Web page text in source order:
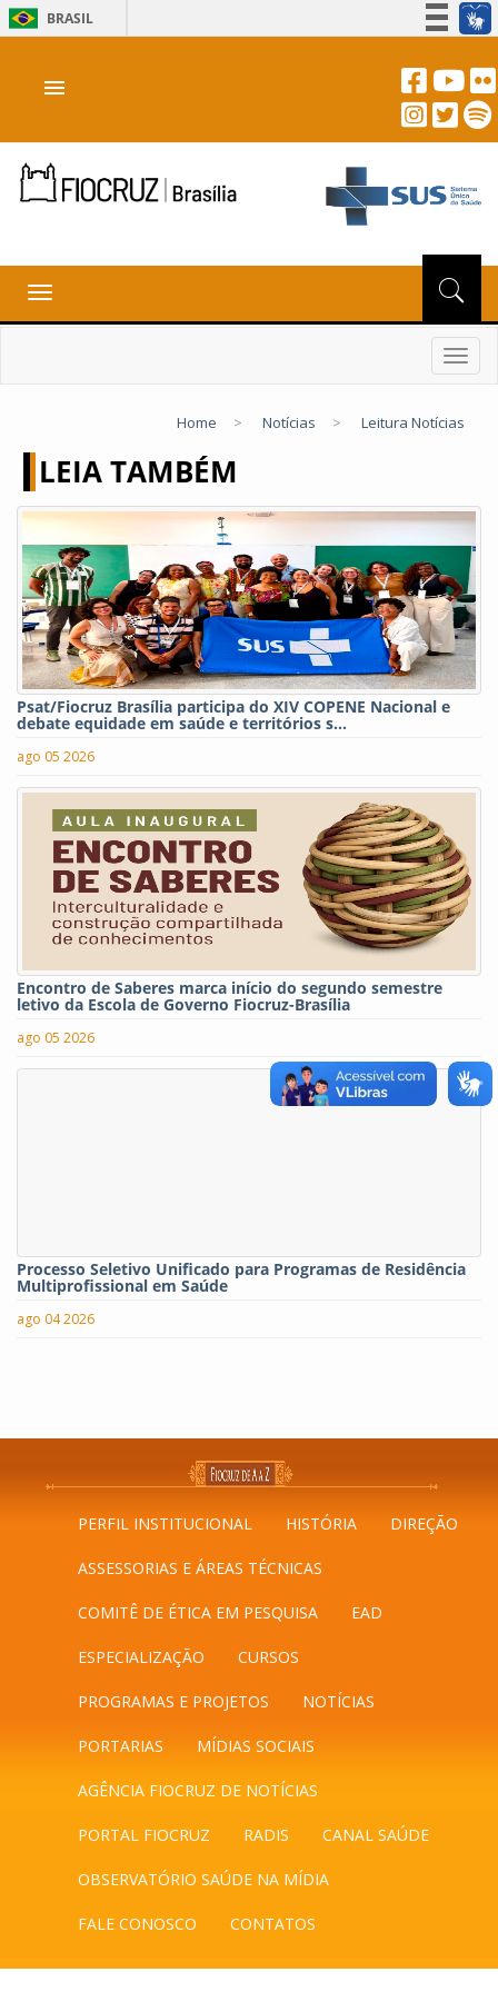
BRASIL
Acesso à informação
Canais
menu
Toggle
navigation
Home > Notícias > Leitura Notícias
LEIA TAMBÉM
Psat/Fiocruz Brasília participa do XIV COPENE Nacional e
debate equidade em saúde e territórios s...
ago 05 2026
Encontro de Saberes marca início do segundo semestre
letivo da Escola de Governo Fiocruz-Brasília
ago 05 2026
Processo Seletivo Unificado para Programas de Residência
Multiprofissional em Saúde
ago 04 2026
PERFIL INSTITUCIONAL HISTÓRIA DIREÇÃO
ASSESSORIAS E ÁREAS TÉCNICAS
COMITÊ DE ÉTICA EM PESQUISA EAD
ESPECIALIZAÇÃO CURSOS
PROGRAMAS E PROJETOS NOTÍCIAS
PORTARIAS MÍDIAS SOCIAIS
AGÊNCIA FIOCRUZ DE NOTÍCIAS
PORTAL FIOCRUZ RADIS CANAL SAÚDE
OBSERVATÓRIO SAÚDE NA MÍDIA
FALE CONOSCO CONTATOS